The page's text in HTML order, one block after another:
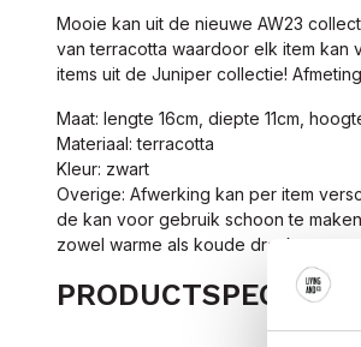
Mooie kan uit de nieuwe AW23
van terracotta waardoor elk item kan
items uit de Juniper collectie! Afmeting
Maat: lengte 16cm, diepte 11cm,
Materiaal: terracotta
Kleur: zwart
Overige: Afwerking kan per item
de kan voor gebruik schoon te
zowel warme als koude dranken.